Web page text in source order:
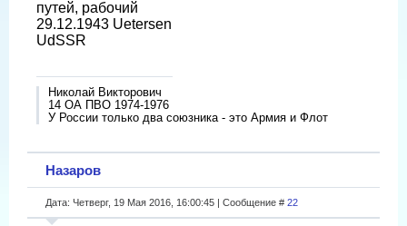
путей, рабочий
29.12.1943 Uetersen
UdSSR
Николай Викторович
14 ОА ПВО 1974-1976
У России только два союзника - это Армия и Флот
Назаров
Дата: Четверг, 19 Мая 2016, 16:00:45 | Сообщение # 22